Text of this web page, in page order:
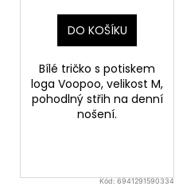
DO KOŠÍKU
Bílé tričko s potiskem
loga Voopoo, velikost M,
pohodlný střih na denní
nošení.
Kód:6941291590334